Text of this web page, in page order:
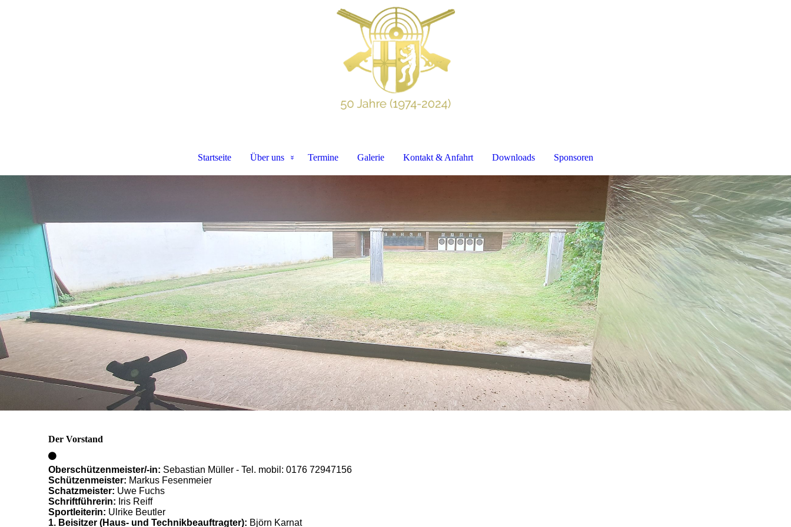
Startseite Über uns Termine Galerie Kontakt & Anfahrt Downloads Sponsoren
Der Vorstand
Oberschützenmeister/-in: Sebastian Müller - Tel. mobil: 0176 72947156
Schützenmeister: Markus Fesenmeier
Schatzmeister: Uwe Fuchs
Schriftführerin: Iris Reiff
Sportleiterin: Ulrike Beutler
1. Beisitzer (Haus- und Technikbeauftragter): Björn Karnat